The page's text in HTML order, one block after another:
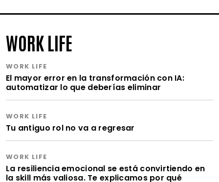
WORK LIFE
WORK LIFE
El mayor error en la transformación con IA:
automatizar lo que deberías eliminar
WORK LIFE
Tu antiguo rol no va a regresar
WORK LIFE
La resiliencia emocional se está convirtiendo en
la skill más valiosa. Te explicamos por qué